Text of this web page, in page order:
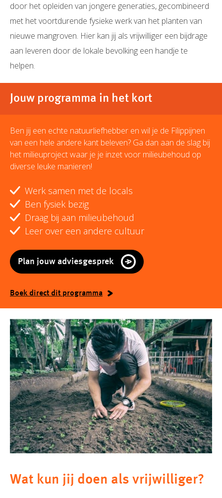
door het opleiden van jongere generaties, gecombineerd
met het voortdurende fysieke werk van het planten van
nieuwe mangroven. Hier kan jij als vrijwilliger een bijdrage
aan leveren door de lokale bevolking een handje te
helpen.
Jouw programma in het kort
Ben jij een echte natuurliefhebber en wil je de Filippijnen
van een hele andere kant beleven? Ga dan aan de slag bij
het milieuproject waar je je inzet voor milieubehoud op
diverse leuke manieren!
Werk samen met de locals
Ben fysiek bezig
Draag bij aan milieubehoud
Leer over een andere cultuur
Plan jouw adviesgesprek
Boek direct dit programma
Wat kun jij doen als vrijwilliger?